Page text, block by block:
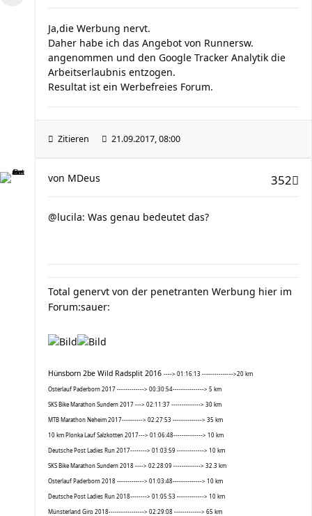
Ja,die Werbung nervt.
Daher habe ich das Angebot von Runnersw.
angenommen und den Google Tracker Analytik die
Arbeitserlaubnis entzogen.
Resultat ist ein Werbefreies Forum.
Zitieren 21.09.2017, 08:00
352
von MDeus
@lucila: Was genau bedeutet das?
Total genervt von der penetranten Werbung hier im
Forum:sauer:
Hünsborn 2be Wild Radsplit 2016 ----> 01:16:13 --------------->20 km
Osterlauf Paderborn 2017 -------------> 00:30:54---------------> 5 km
SKS Bike Marathon Sundern 2017 ---> 02:11:37 --------------> 30 km
MTB Marathon Neheim 2017----------> 02:27:53 --------------> 35 km
10 km Plonka Lauf Salzkotten 2017---> 01:06:48--------------> 10 km
Deutsche Post Ladies Run 2017--------> 01:03:59 -------------> 10 km
SKS Bike Marathon Sundern 2018 ----> 02:28:09 -------------> 32.3 km
Osterlauf Paderborn 2018 -------------> 01:03:48--------------> 10 km
Deutsche Post Ladies Run 2018--------> 01:05:53 -------------> 10 km
Münsterland Giro 2018-----------------> 02:29:08 -------------> 65 km